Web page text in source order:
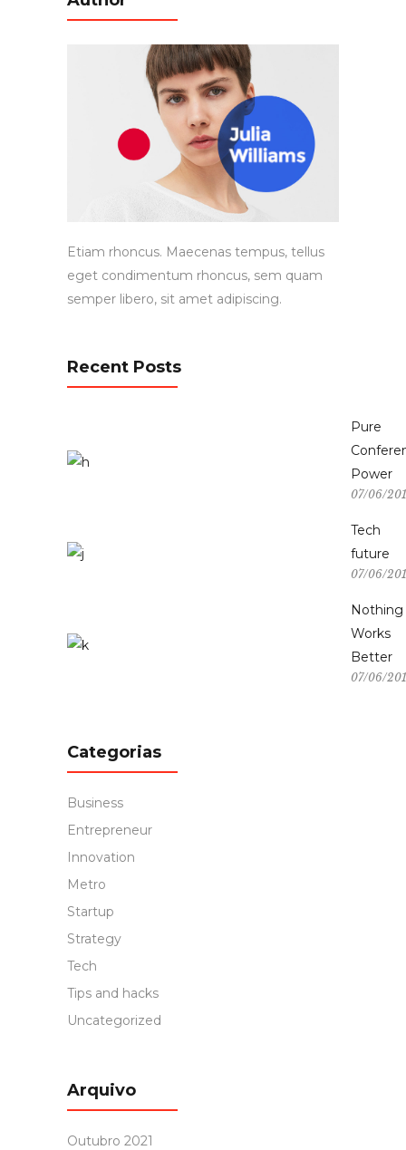
Etiam rhoncus. Maecenas tempus, tellus
eget condimentum rhoncus, sem quam
semper libero, sit amet adipiscing.
Recent Posts
Pure
Power
07/06/
Tech
future
07/06/
Nothing
Works
Better
07/06/
Categorias
Business
Entrepreneur
Innovation
Metro
Startup
Strategy
Tech
Tips and hacks
Uncategorized
Arquivo
Outubro 2021